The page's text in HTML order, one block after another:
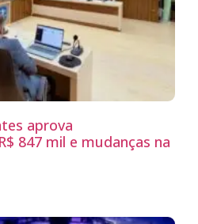
aprova
847 mil e mudanças na